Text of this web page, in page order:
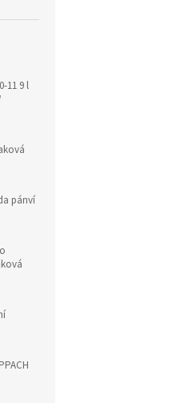
11 9 l
pánví